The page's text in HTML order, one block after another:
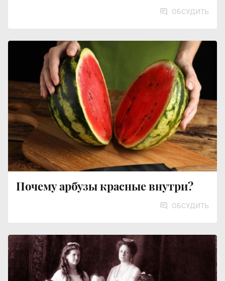
ОБСУДИТЬ
Почему арбузы красные внутри?
ОБСУДИТЬ